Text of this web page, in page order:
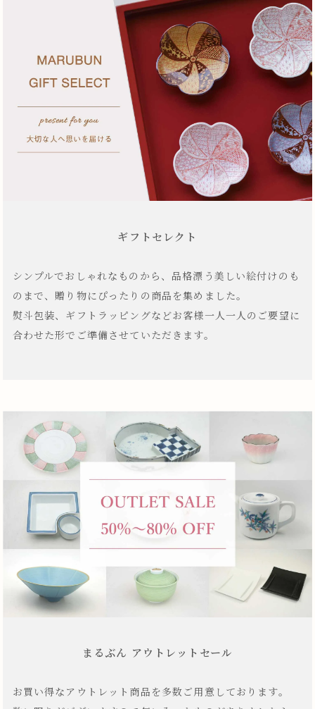
ギフトセレクト
シンプルでおしゃれなものから、品格漂う美しい絵付けのも
のまで、贈り物にぴったりの商品を集めました。
熨斗包装、ギフトラッピングなどお客様一人一人のご要望に
合わせた形でご準備させていただきます。
まるぶん アウトレットセール
お買い得なアウトレット商品を多数ご用意しております。